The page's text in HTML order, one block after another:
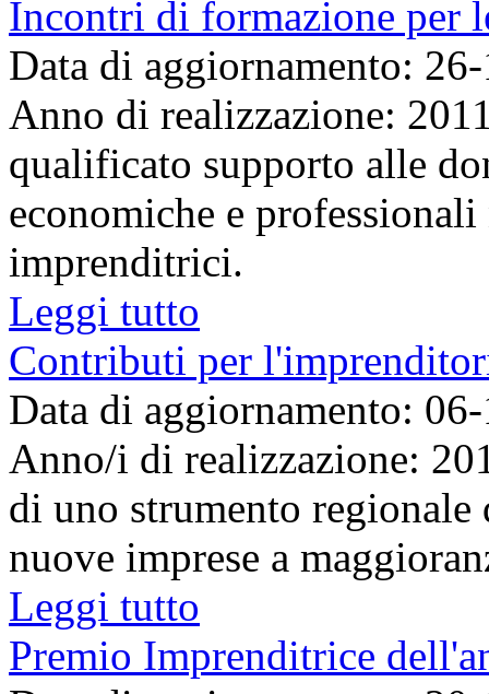
Incontri di formazione per
Data di aggiornamento:
Anno di realizzazione:
qualificato supporto alle
economiche e
imprenditrici.
Leggi tutto
Contributi per
Data di aggiornamento:
Anno/i di realizzazione:
di uno strumento
nuove imprese a
Leggi tutto
Premio Imprenditrice